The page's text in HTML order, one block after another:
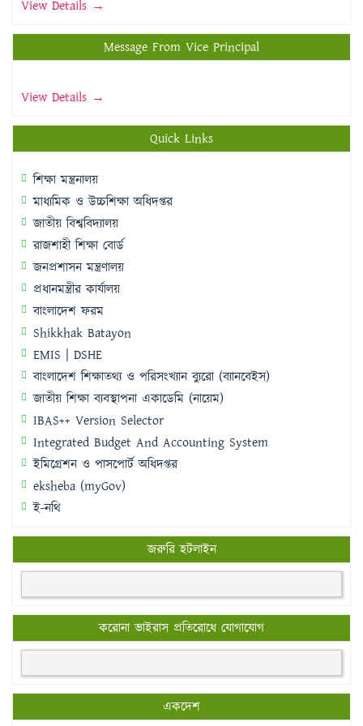
View Details →
Message From Vice Principal
View Details →
Quick Links
শিক্ষা মন্ত্রনালয়
মাধ্যমিক ও উচ্চশিক্ষা অধিদপ্তর
জাতীয় বিশ্ববিদ্যালয়
রাজশাহী শিক্ষা বোর্ড
জনপ্রশাসন মন্ত্রণালয়
প্রধানমন্ত্রীর কার্যালয়
বাংলাদেশ ফরম
Shikkhak Batayon
EMIS | DSHE
বাংলাদেশ শিক্ষাতথ্য ও পরিসংখ্যান ব্যুরো (ব্যানবেইস)
জাতীয় শিক্ষা ব্যবস্থাপনা একাডেমি (নায়েম)
IBAS++ Version Selector
Integrated Budget And Accounting System
ইমিগ্রেশন ও পাসপোর্ট অধিদপ্তর
eksheba (myGov)
ই-নথি
জরুরি হটলাইন
করোনা ভাইরাস প্রতিরোধে যোগাযোগ
একদেশ